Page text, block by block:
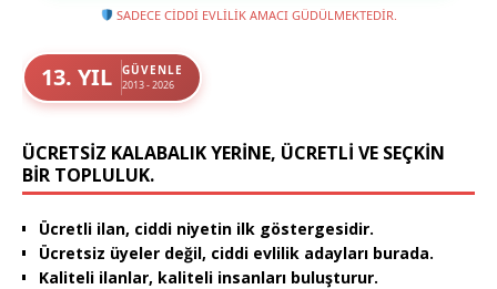
SADECE CİDDİ EVLİLİK AMACI GÜDÜLMEKTEDİR.
13. YIL GÜVENLE
2013 - 2026
ÜCRETSIZ KALABALIK YERINE, ÜCRETLI VE SEÇKIN
BIR TOPLULUK.
Ücretli ilan, ciddi niyetin ilk göstergesidir.
Ücretsiz üyeler değil, ciddi evlilik adayları burada.
Kaliteli ilanlar, kaliteli insanları buluşturur.